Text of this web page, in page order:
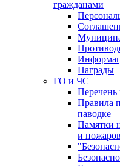
гражданами
Награды
ГО и ЧС
Правила
паводке
Памятки
и пожаров